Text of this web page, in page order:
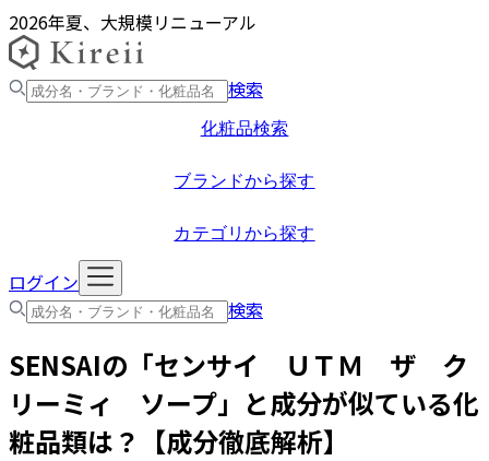
2026年夏、大規模リニューアル
検索
化粧品検索
ブランドから探す
カテゴリから探す
ログイン
検索
SENSAIの「センサイ ＵＴＭ ザ ク
リーミィ ソープ」と成分が似ている化
粧品類は？【成分徹底解析】